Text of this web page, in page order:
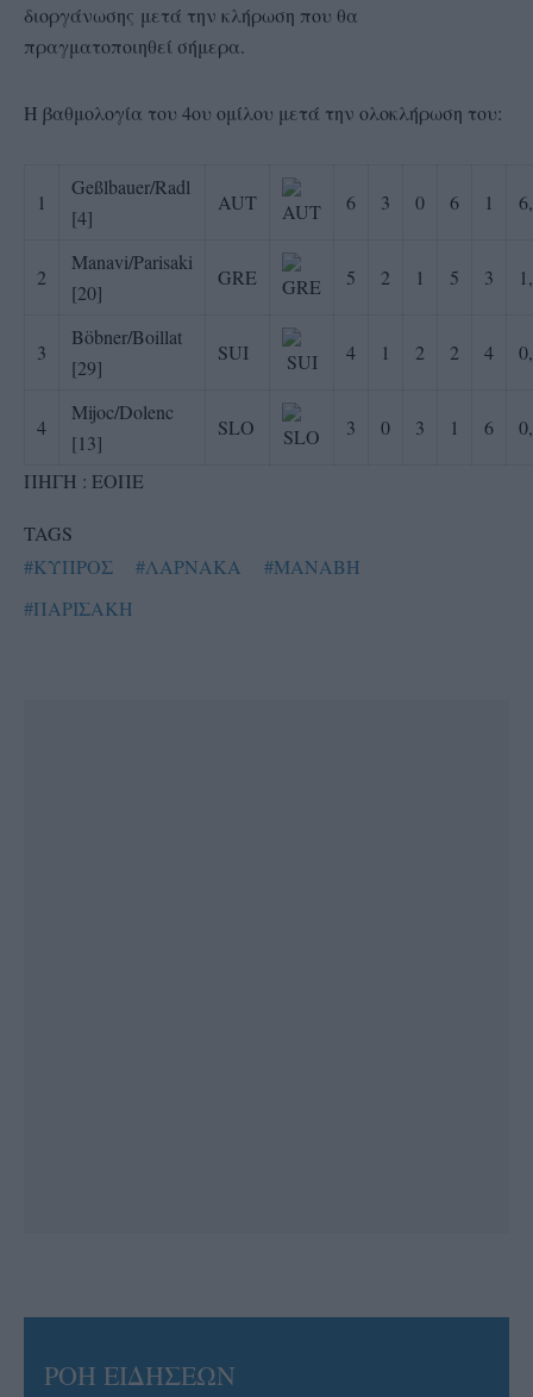
διοργάνωσης μετά την κλήρωση που θα
πραγματοποιηθεί σήμερα.
H βαθμολογία του 4ου ομίλου μετά την ολοκλήρωση του:
1
Geßlbauer/Radl
[4]
AUT 6 3 0 6 1
2
Manavi/Parisaki
[20]
GRE 5 2 1 5 3
3
Böbner/Boillat
[29]
SUI 4 1 2 2 4
4
Mijoc/Dolenc
[13]
SLO 3 0 3 1 6
ΠΗΓΗ : ΕΟΠΕ
TAGS
#ΚΥΠΡΟΣ
#ΛΑΡΝΑΚΑ
#ΜΑΝΑΒΗ
#ΠΑΡΙΣΑΚΗ
ΡΟΗ ΕΙΔΗΣΕΩΝ